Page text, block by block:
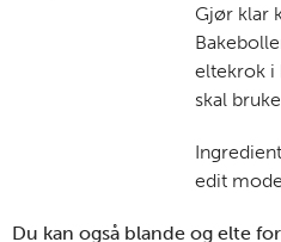
Gjør klar
eltekrok i
skal
edit mode.
Du kan også blande og elte